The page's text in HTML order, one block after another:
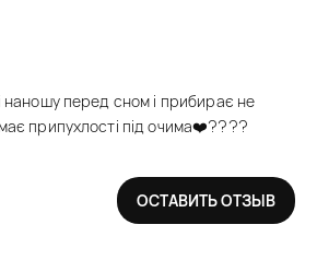
наношу перед сном і прибирає не
припухлості під очима❤️‍????
ОСТАВИТЬ ОТЗЫВ